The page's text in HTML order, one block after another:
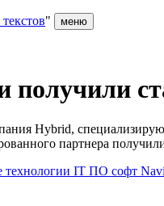
" меню
получили
Hybrid,
партнера
IT ПО софт